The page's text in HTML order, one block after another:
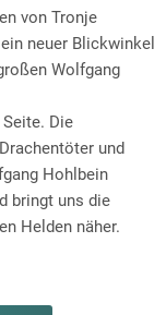
von Tronje
neuer Blickwinkel
Wolfgang
Die
und
Hohlbein
bringt uns die
Helden näher.